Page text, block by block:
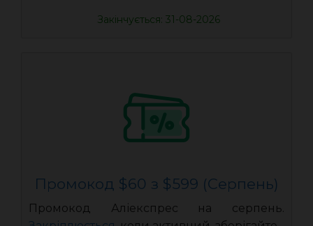
Закінчується: 31-08-2026
Промокод $60 з $599 (Серпень)
Промокод Аліекспрес на серпень.